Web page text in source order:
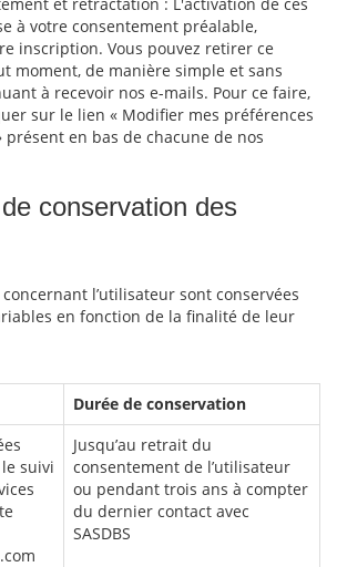
à votre consentement préalable,
inscription. Vous pouvez retirer ce
moment, de manière simple et sans
à recevoir nos e-mails. Pour ce faire,
sur le lien « Modifier mes préférences
présent en bas de chacune de nos
conservation des
l’utilisateur sont conservées
en fonction de la finalité de leur
Durée de conservation
suivi
Jusqu’au retrait du
consentement de l’utilisateur
ou pendant trois ans à compter
du dernier contact avec
SASDBS